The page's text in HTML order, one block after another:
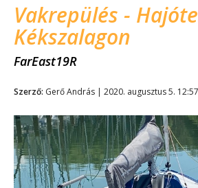
Vakrepülés -
Kékszalagon
FarEast19R
Szerző: Gerő András | 2020. augusztus 5. 12:57